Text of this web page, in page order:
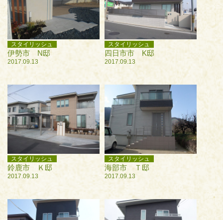
スタイリッシュ
伊勢市 N邸
2017.09.13
スタイリッシュ
四日市市 K邸
2017.09.13
スタイリッシュ
鈴鹿市 Ｋ邸
2017.09.13
スタイリッシュ
海部市 Ｔ邸
2017.09.13